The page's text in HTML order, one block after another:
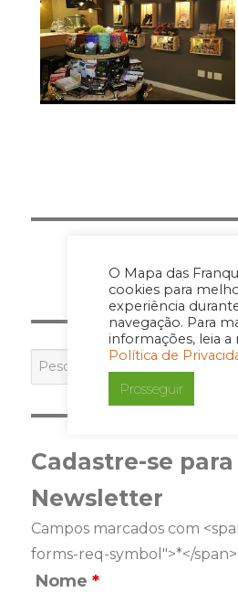
O Mapa das
cookies para
experiência
navegação. Para
informações, leia a
Política de
Prosseguir
pagination
por:
Cadastre-se para
Newsletter
Campos marcados com
forms-req-symbol">*</
Nome*